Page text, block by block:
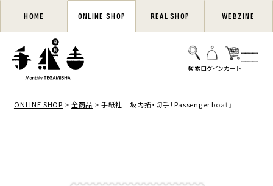
HOME ONLINE SHOP REAL SHOP WEBZINE
ONLINE SHOP 全商品 手紙社｜坂内拓・切手「Passenger boat」